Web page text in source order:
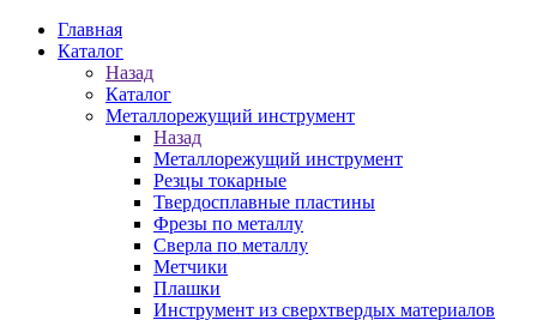
Главная
Каталог
Назад
Каталог
Металлорежущий инструмент
Назад
Металлорежущий инструмент
Резцы токарные
Твердосплавные пластины
Фрезы по металлу
Сверла по металлу
Метчики
Плашки
Инструмент из сверхтвердых материалов